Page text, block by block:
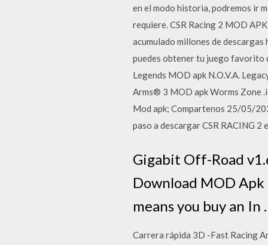
en el modo historia, podremos ir
requiere. CSR Racing 2 MOD
acumulado millones de
puedes obtener tu juego favorito
Legends MOD apk N.O.V.A.
Arms® 3 MOD apk Worms Zone
Mod apk; Compartenos 25/05/
paso a descargar CSR RACING 2
Gigabit Off-Road
Download MOD
means you buy an In
Carrera rápida 3D -Fast Racing